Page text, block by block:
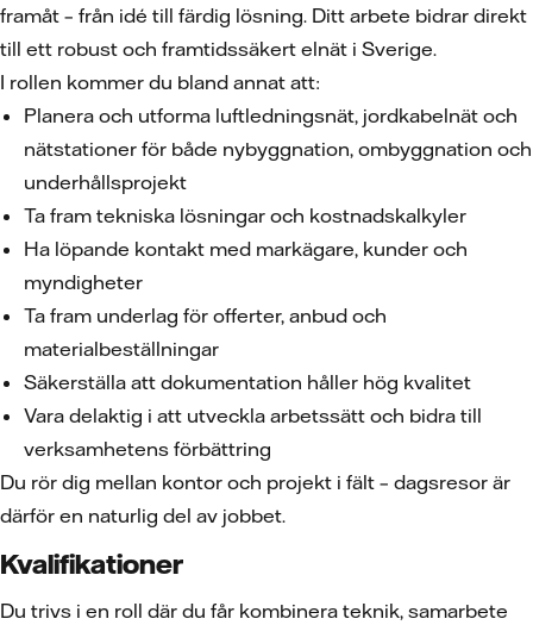
framåt – från idé till färdig lösning. Ditt arbete bidrar direkt
till ett robust och framtidssäkert elnät i Sverige.
I rollen kommer du bland annat att:
Planera och utforma luftledningsnät, jordkabelnät och
nätstationer för både nybyggnation, ombyggnation och
underhållsprojekt
Ta fram tekniska lösningar och kostnadskalkyler
Ha löpande kontakt med markägare, kunder och
myndigheter
Ta fram underlag för offerter, anbud och
materialbeställningar
Säkerställa att dokumentation håller hög kvalitet
Vara delaktig i att utveckla arbetssätt och bidra till
verksamhetens förbättring
Du rör dig mellan kontor och projekt i fält – dagsresor är
därför en naturlig del av jobbet.
Kvalifikationer
Du trivs i en roll där du får kombinera teknik, samarbete